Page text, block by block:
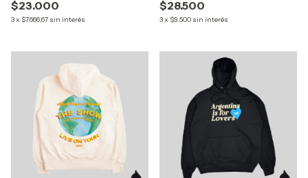
$23.000
3x $7.666,67 sin interés
$28.500
3x $9.500 sin interés